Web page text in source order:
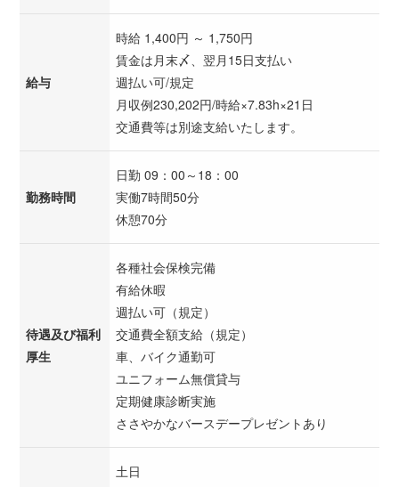
給与
時給 1,400円 ～ 1,750円
賃金は月末〆、翌月15日支払い
週払い可/規定
月収例230,202円/時給×7.83h×21日
交通費等は別途支給いたします。
勤務時間
日勤 09：00～18：00
実働7時間50分
休憩70分
待遇及び福利
厚生
各種社会保検完備
有給休暇
週払い可（規定）
交通費全額支給（規定）
車、バイク通勤可
ユニフォーム無償貸与
定期健康診断実施
ささやかなバースデープレゼントあり
土日